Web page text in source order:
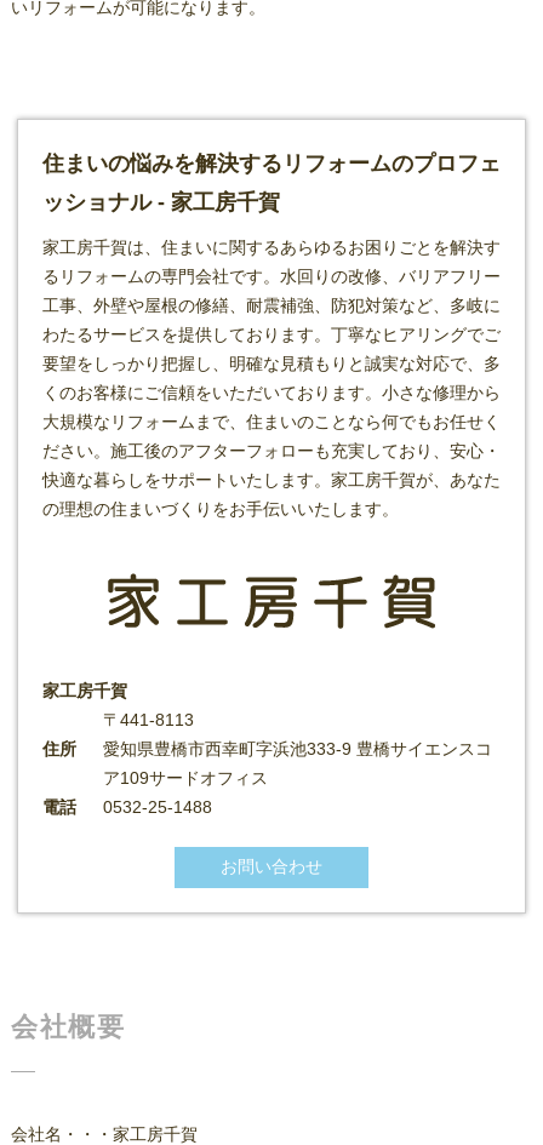
いリフォームが可能になります。
住まいの悩みを解決するリフォームのプロフェ
ッショナル - 家工房千賀
家工房千賀は、住まいに関するあらゆるお困りごとを解決す
る リフォームの専門会社です。水回りの改修、バリアフリー
工事、外壁や屋根の修繕、耐震補強、防犯対策など、多岐に
わたるサービスを提供しております。丁寧なヒアリングでご
要望をしっかり把握し、明確な見積もりと誠実な対応で、多
くのお客様にご信頼をいただいております。小さな修理から
大規模なリフォームまで、住まいのことなら何でもお任せく
ださい。施工後のアフターフォローも充実しており、安心・
快適な暮らしをサポートいたします。家工房千賀が、あなた
の理想の住まいづくりをお手伝いいたします。
家工房千賀
住所
〒441-8113
愛知県豊橋市西幸町字浜池333-9 豊橋サイエンスコ
ア109サードオフィス
電話
0532-25-1488
お問い合わせ
会社概要
会社名・・・家工房千賀